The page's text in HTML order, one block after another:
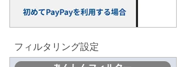
フィルタリング設定